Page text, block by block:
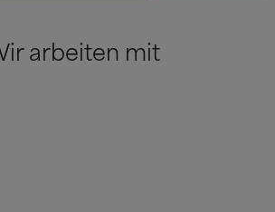
arbeiten mit